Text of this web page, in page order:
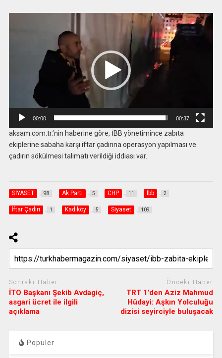
00:00 00:37
aksam.com.tr.’nin haberine göre, İBB yönetimince zabıta
ekiplerine sabaha karşı iftar çadırına operasyon yapılması ve
çadırın sökülmesi talimatı verildiği iddiası var.
SİYASET 98 Ak Parti 5 CHP 11 İbb 2
İftar Çadırı 1 Kadıköy 5 Siyaset 109
Sonraki Haber
İTO Başkanı Şekib Avdagiç,
asgari ücret ile ilgili
açıklama
Önceki Haber
TRT 1’den Aziz Mahmud
Hüdayi: Aşkın Yolculuğu
dizisi seyirciyle buluşacak
Pöpüler